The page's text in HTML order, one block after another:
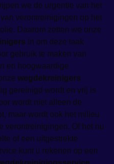
we de urgentie van het
verontreinigingen op het
Daarom zetten we onze
in om deze taak
gebruik te maken van
en hoogwaardige
wegdekreinigers
gereinigd wordt en vrij is
wordt niet alleen de
maar wordt ook het milieu
verontreinigingen. Of het nu
of een uitgestrekte
kunt u rekenen op een